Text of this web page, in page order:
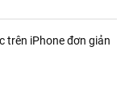
trên iPhone đơn giản